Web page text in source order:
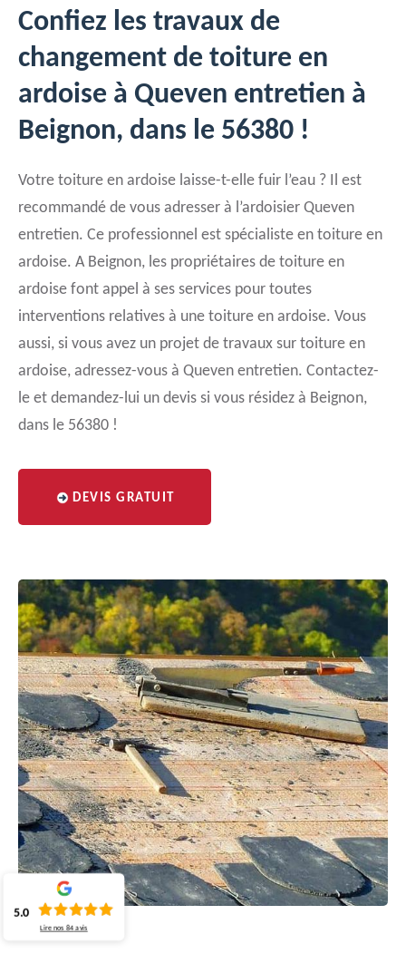
Confiez les travaux de
changement de toiture en
ardoise à Queven entretien à
Beignon, dans le 56380 !
Votre toiture en ardoise laisse-t-elle fuir l’eau ? Il est
recommandé de vous adresser à l’ardoisier Queven
entretien. Ce professionnel est spécialiste en toiture en
ardoise. A Beignon, les propriétaires de toiture en
ardoise font appel à ses services pour toutes
interventions relatives à une toiture en ardoise. Vous
aussi, si vous avez un projet de travaux sur toiture en
ardoise, adressez-vous à Queven entretien. Contactez-
le et demandez-lui un devis si vous résidez à Beignon,
dans le 56380 !
DEVIS GRATUIT
5.0
Lire nos84 avis